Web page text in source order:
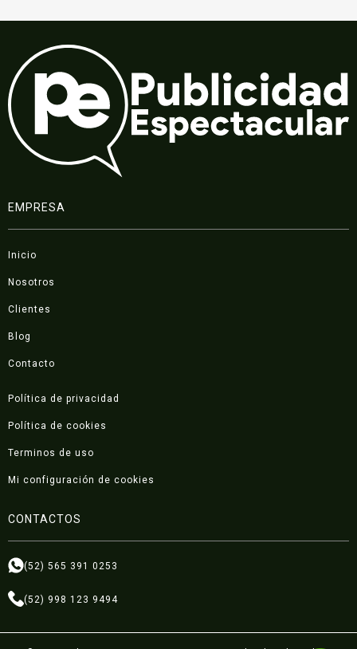
EMPRESA
Inicio
Nosotros
Clientes
Blog
Contacto
Política de privacidad
Política de cookies
Terminos de uso
Mi configuración de cookies
CONTACTOS
(52) 565 391 0253
(52) 998 123 9494